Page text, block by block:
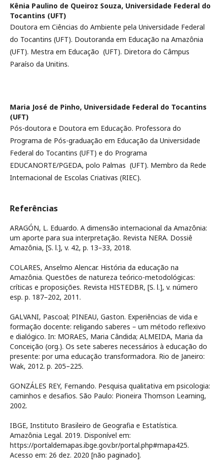
Kênia Paulino de Queiroz Souza, Universidade Federal do
Tocantins (UFT)
Doutora em Ciências do Ambiente pela Universidade Federal
do Tocantins (UFT). Doutoranda em Educação na Amazônia
(UFT). Mestra em Educação (UFT). Diretora do Câmpus
Paraíso da Unitins.
Maria José de Pinho, Universidade Federal do Tocantins
(UFT)
Pós-doutora e Doutora em Educação. Professora do
Programa de Pós-graduação em Educação da Universidade
Federal do Tocantins (UFT) e do Programa
EDUCANORTE/PGEDA, polo Palmas (UFT). Membro da Rede
Internacional de Escolas Criativas (RIEC).
Referências
ARAGÓN, L. Eduardo. A dimensão internacional da Amazônia:
um aporte para sua interpretação. Revista NERA. Dossiê
Amazônia, [S. l.], v. 42, p. 13–33, 2018.
COLARES, Anselmo Alencar. História da educação na
Amazônia. Questões de natureza teórico-metodológicas:
críticas e proposições. Revista HISTEDBR, [S. l.], v. número
esp. p. 187–202, 2011.
GALVANI, Pascoal; PINEAU, Gaston. Experiências de vida e
formação docente: religando saberes – um método reflexivo
e dialógico. In: MORAES, Maria Cândida; ALMEIDA, Maria da
Conceição (org.). Os sete saberes necessários à educação do
presente: por uma educação transformadora. Rio de Janeiro:
Wak, 2012. p. 205–225.
GONZÁLES REY, Fernando. Pesquisa qualitativa em psicologia:
caminhos e desafios. São Paulo: Pioneira Thomson Learning,
2002.
IBGE, Instituto Brasileiro de Geografia e Estatística.
Amazônia Legal. 2019. Disponível em:
https://portaldemapas.ibge.gov.br/portal.php#mapa425.
Acesso em: 26 dez. 2020 [não paginado].